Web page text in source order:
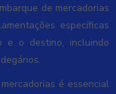
de mercadorias
específicas
e o destino, incluindo
é essencial